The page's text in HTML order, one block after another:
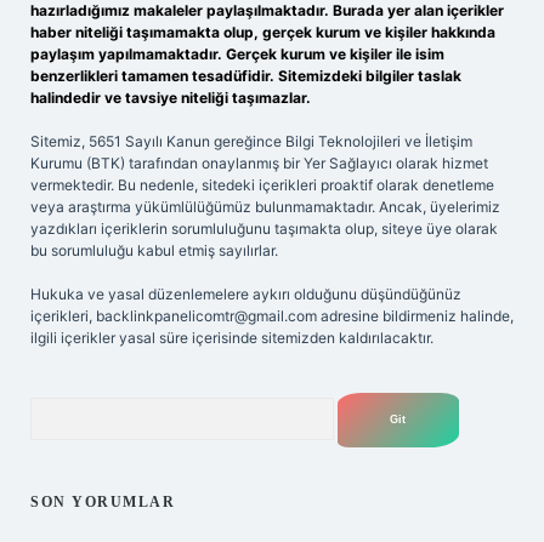
hazırladığımız makaleler paylaşılmaktadır. Burada yer alan içerikler
haber niteliği taşımamakta olup, gerçek kurum ve kişiler hakkında
paylaşım yapılmamaktadır. Gerçek kurum ve kişiler ile isim
benzerlikleri tamamen tesadüfidir. Sitemizdeki bilgiler taslak
halindedir ve tavsiye niteliği taşımazlar.
Sitemiz, 5651 Sayılı Kanun gereğince Bilgi Teknolojileri ve İletişim
Kurumu (BTK) tarafından onaylanmış bir Yer Sağlayıcı olarak hizmet
vermektedir. Bu nedenle, sitedeki içerikleri proaktif olarak denetleme
veya araştırma yükümlülüğümüz bulunmamaktadır. Ancak, üyelerimiz
yazdıkları içeriklerin sorumluluğunu taşımakta olup, siteye üye olarak
bu sorumluluğu kabul etmiş sayılırlar.
Hukuka ve yasal düzenlemelere aykırı olduğunu düşündüğünüz
içerikleri, backlinkpanelicomtr@gmail.com adresine bildirmeniz halinde,
ilgili içerikler yasal süre içerisinde sitemizden kaldırılacaktır.
SON YORUMLAR